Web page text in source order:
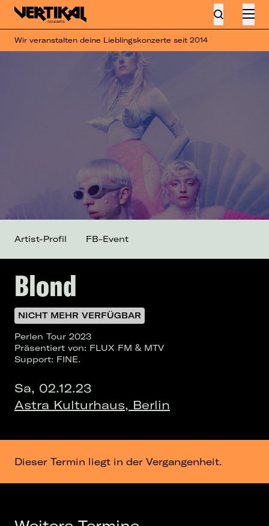
Wir veranstalten deine Lieblingskonzerte seit 2014
Blond
NICHT MEHR VERFÜGBAR
Perlen Tour 2023
Präsentiert von: FLUX FM & MTV
Support: FINE.
Sa, 02.12.23
Astra Kulturhaus, Berlin
Artist-Profil FB-Event
Dieser Termin liegt in der Vergangenheit.